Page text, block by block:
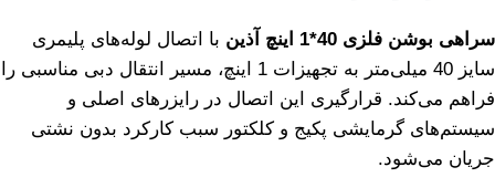
سراهی بوشن فلزی 40*1 اینچ آذین
با اتصال لوله‌های پلیمری
سایز 40 میلی‌متر به تجهیزات 1 اینچ، مسیر انتقال دبی مناسبی را
فراهم می‌کند. قرارگیری این اتصال در رایزرهای اصلی و
سیستم‌های گرمایشی پکیج و کلکتور سبب کارکرد بدون نشتی
جریان می‌شود.